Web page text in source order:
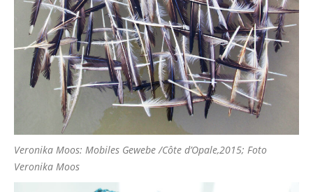
Veronika Moos: Mobiles Gewebe /Côte d’Opale,2015; Foto
Veronika Moos